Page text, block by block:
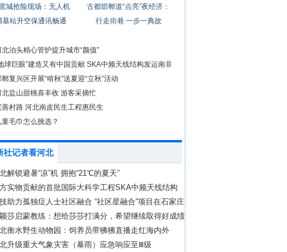
城抢险现场：无人机
基站升空保通讯畅通
古都邯郸道“点亮”夜经济：
行走街巷 一步一典故
北泊头精心管护提升城市“颜值”
球巨眼”建造又有中国贡献 SKA中频天线结构发运南非
郸复兴区开展“啃秋”送夏迎“立秋”活动
北盐山甜桃喜丰收 游客采摘忙
善村路 河北南皮民生工程惠民生
童毛巾怎么挑选？
社记者看河北
解锁避暑“凉”机 拥抱“21℃的夏天”
实物贡献的首批国际大科学工程SKA中频天线结构
发运
助力孤独症人士社区融合 “社区星融合”项目在石家庄
莎启蒙教练：想给莎莎打满分，希望继续取得好成绩
衡水野生动物园：饲养员带狒狒直播走红海内外
升级重大气象灾害（暴雨）应急响应至Ⅲ级